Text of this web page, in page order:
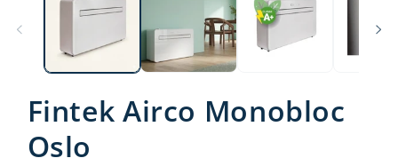
Fintek Airco Monobloc
Oslo